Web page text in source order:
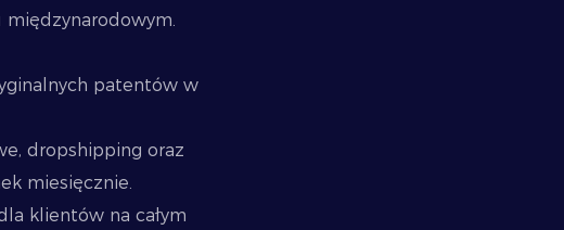
patentów w
dropshipping oraz
miesięcznie.
klientów na całym